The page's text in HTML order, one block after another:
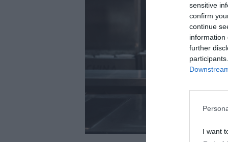
sensitive
confirm
continue
information
further
I want